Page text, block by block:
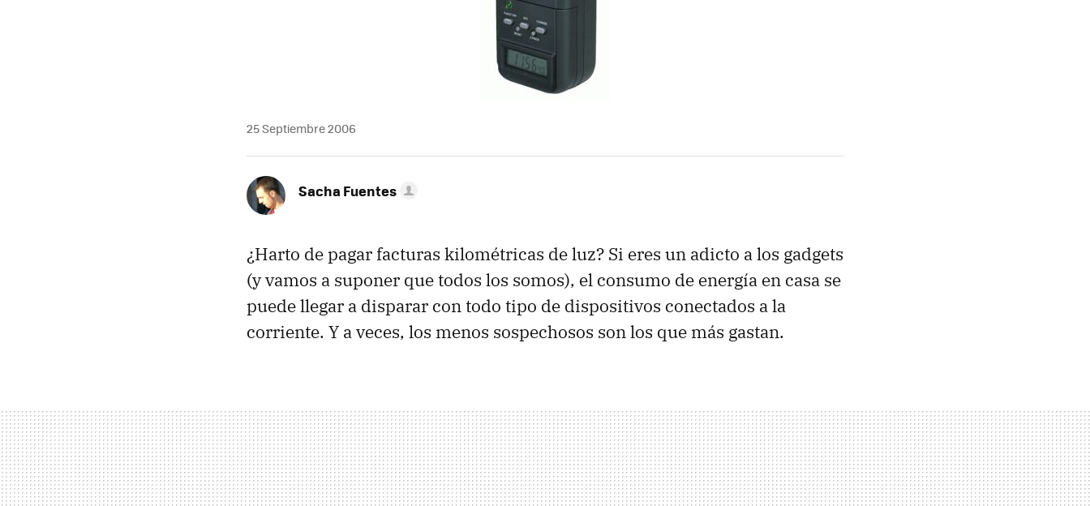
25 Septiembre 2006
Sacha Fuentes
¿Harto de pagar facturas kilométricas de luz? Si eres un adicto a los gadgets
(y vamos a suponer que todos los somos), el consumo de energía en casa se
puede llegar a disparar con todo tipo de dispositivos conectados a la
corriente. Y a veces, los menos sospechosos son los que más gastan.